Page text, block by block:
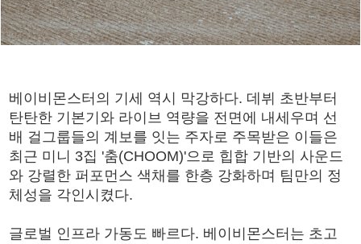
베이비몬스터의 기세 역시 막강하다. 데뷔 초반부터
탄탄한 기본기와 라이브 역량을 전면에 내세우며 선
배 걸그룹들의 계보를 잇는 주자로 주목받은 이들은
최근 미니 3집 '춤(CHOOM)'으로 힙합 기반의 사운드
와 강렬한 퍼포먼스 색채를 한층 강화하며 팀만의 정
체성을 각인시켰다.
글로벌 인프라 가동도 빠르다. 베이비몬스터는 초고